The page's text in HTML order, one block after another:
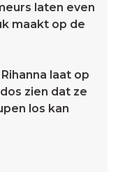
laten even
maakt op de
laat op
zien dat ze
los kan